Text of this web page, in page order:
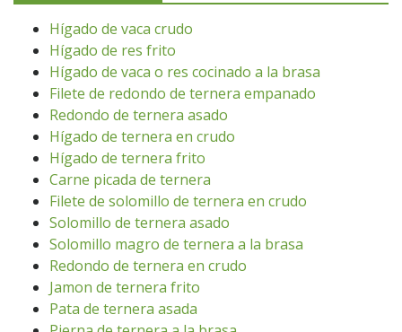
Hígado de vaca crudo
Hígado de res frito
Hígado de vaca o res cocinado a la brasa
Filete de redondo de ternera empanado
Redondo de ternera asado
Hígado de ternera en crudo
Hígado de ternera frito
Carne picada de ternera
Filete de solomillo de ternera en crudo
Solomillo de ternera asado
Solomillo magro de ternera a la brasa
Redondo de ternera en crudo
Jamon de ternera frito
Pata de ternera asada